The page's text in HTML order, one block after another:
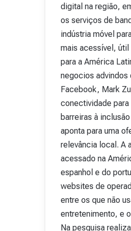
digital na região,
os serviços de
indústria móvel
mais acessível, útil
para a América
negocios
Facebook, Mark
conectividade para
barreiras à
aponta para uma
relevância local. A
acessado na
espanhol e do
websites de
entre os que não
entretenimento, e
Na pesquisa